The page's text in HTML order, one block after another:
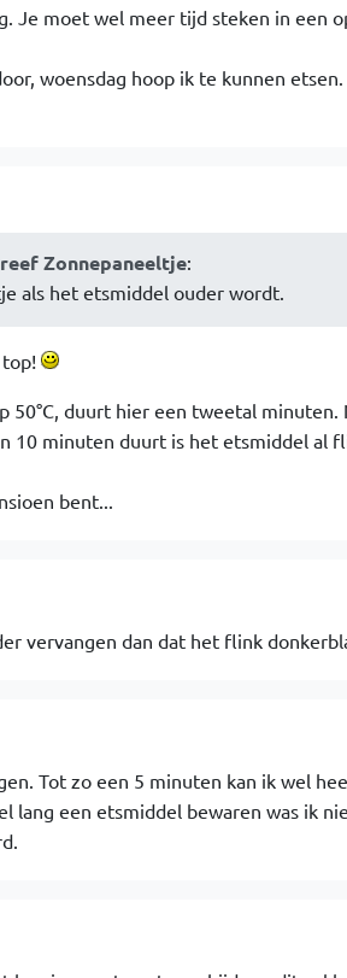
Je moet wel meer tijd steken in een
woensdag hoop ik te kunnen
Zonnepaneeltje:
als het etsmiddel ouder wordt.
50°C, duurt hier een tweetal minuten.
10 minuten duurt is het etsmiddel al
bent...
vervangen dan dat het flink
Tot zo een 5 minuten kan ik wel
lang een etsmiddel bewaren was ik